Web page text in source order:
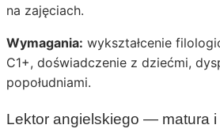
na zajęciach.
Wymagania: wykształcenie
C1+, doświadczenie z dziećmi,
popołudniami.
Lektor angielskiego — matura i